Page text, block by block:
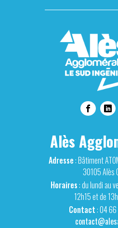
Alès
Adresse: Bâtiment
30105 Alès
Horaires: du lundi au
12h15 et de
Contact: 04